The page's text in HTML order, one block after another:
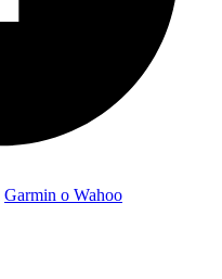
Garmin o Wahoo